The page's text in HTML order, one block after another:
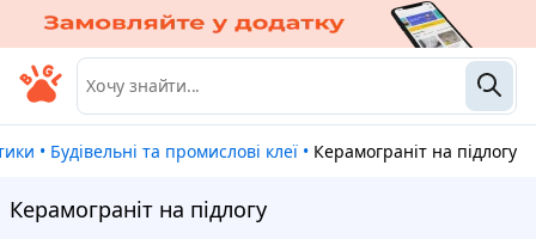
• Будівельні та промислові клеї • Керамограніт на підлогу
Керамограніт на підлогу